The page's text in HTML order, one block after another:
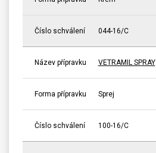
Číslo schválení 044-16/C
Název přípravku VETRAMIL SPRAY
Forma přípravku Sprej
Číslo schválení 100-16/C